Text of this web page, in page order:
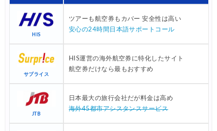
02/18 JTB) 海外ツアー 最大60,000円OFFクーポン
Trip.com) 海外ホテル2%OFFクーポン TRIP1
HIS) 海外航空券 2,000円OFFクーポン
02/07 NEWT) 海外ツアー 最大10%OFFクーポン
Trip.com) 航空券 最大3,000円OFFクーポン
HIS
ツアーも航空券もカバー 安全性は高い
安心の24時間日本語サポートコール
サプライス
HIS運営の海外航空券に特化したサイト
航空券だけなら最もおすすめ
JTB
日本最大の旅行会社だが料金は高め
海外45都市アシスタンスサービス